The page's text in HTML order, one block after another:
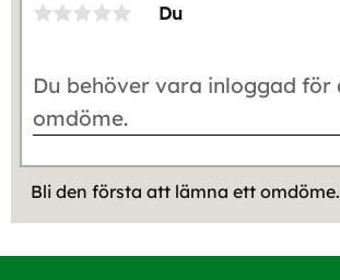
Du
Bli den första att lämna ett omdöme.